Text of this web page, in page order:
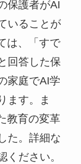
保護者がAI
いることが
は、「すで
回答した保
家庭でAI学
ます。ま
教育の変革
た。詳細な
ください。